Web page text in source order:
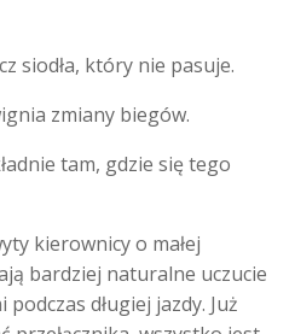
siodła, który nie pasuje.
zmiany biegów.
tam, gdzie się tego
kierownicy o małej
bardziej naturalne uczucie
podczas długiej jazdy. Już